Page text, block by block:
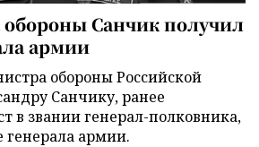
Санчик получил
армии
обороны Российской
Санчику, ранее
в звании генерал-полковника,
генерала армии.